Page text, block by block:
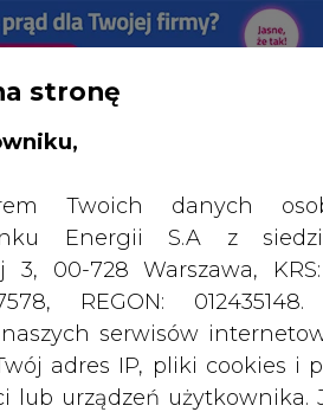
stronę
Twoich danych
Energii S.A z
3, 00-728 Warszawa,
REGON:
serwisów
adres IP, pliki cookies i
lub urządzeń użytkownika.